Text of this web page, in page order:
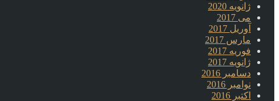
ژانویه 2020
می 2017
آوریل 2017
مارس 2017
فوریه 2017
ژانویه 2017
دسامبر 2016
نوامبر 2016
اکتبر 2016